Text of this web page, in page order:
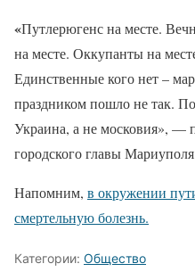
«Путлерюгенс на месте.
на месте. Оккупанты на
Единственные кого нет –
праздником пошло не так.
Украина, а не московия», —
городского главы
Напомним, в окружении
смертельную болезнь.
Категории: Общество